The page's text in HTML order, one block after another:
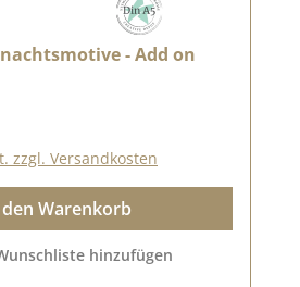
- Add on
zzgl. Versandkosten
Warenkorb
hinzufügen